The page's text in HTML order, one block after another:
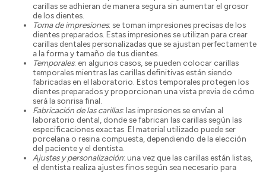
carillas se adhieran de manera segura sin aumentar el grosor
de los dientes.
Toma de impresiones: se toman impresiones precisas de los
dientes preparados. Estas impresiones se utilizan para crear
carillas dentales personalizadas que se ajustan perfectamente
a la forma y tamaño de tus dientes.
Temporales: en algunos casos, se pueden colocar carillas
temporales mientras las carillas definitivas están siendo
fabricadas en el laboratorio. Estos temporales protegen los
dientes preparados y proporcionan una vista previa de cómo
será la sonrisa final.
Fabricación de las carillas: las impresiones se envían al
laboratorio dental, donde se fabrican las carillas según las
especificaciones exactas. El material utilizado puede ser
porcelana o resina compuesta, dependiendo de la elección
del paciente y el dentista.
Ajustes y personalización: una vez que las carillas están listas,
el dentista realiza ajustes finos según sea necesario para